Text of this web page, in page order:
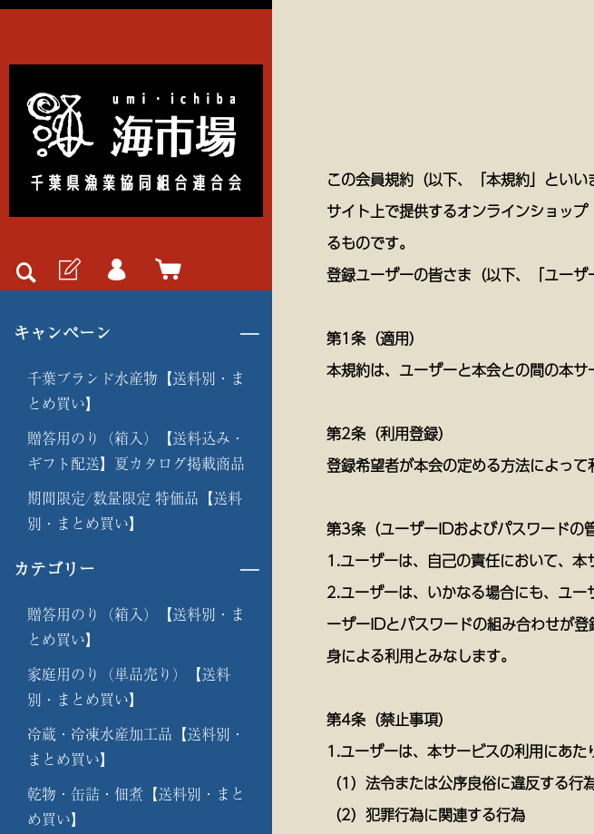
キャンペーン
千葉ブランド水産物【送料別・ま
とめ買い】
贈答用のり（箱入）【送料込み・
ギフト配送】夏カタログ掲載商品
期間限定/数量限定 特価品【送料
別・まとめ買い】
カテゴリー
贈答用のり（箱入）【送料別・ま
とめ買い】
家庭用のり（単品売り）【送料
別・まとめ買い】
冷蔵・冷凍水産加工品【送料別・
まとめ買い】
乾物・缶詰・佃煮【送料別・まと
め買い】
この会員規約（以下、「本規約」とい
サイト上で提供するオンラインショッ
るものです。
登録ユーザーの皆さま（以下、「ユー
第1条（適用）
本規約は、ユーザーと本会との間の本
第2条（利用登録）
登録希望者が本会の定める方法によっ
第3条（ユーザーIDおよびパスワードの管
1.ユーザーは、自己の責任において、
2.ユーザーは、いかなる場合にも、ユ
ーザーIDとパスワードの組み合わせが
身による利用とみなします。
第4条（禁止事項）
1.ユーザーは、本サービスの利用にあた
（1）法令または公序良俗に違反する行
（2）犯罪行為に関連する行為